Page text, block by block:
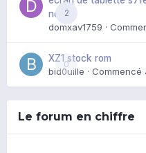
2
noir
domxav1759 ·
0
XZ1 stock rom
bid0uille · Commencé
Le forum en chiffre